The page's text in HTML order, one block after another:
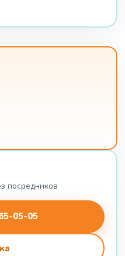
посредников
05-05